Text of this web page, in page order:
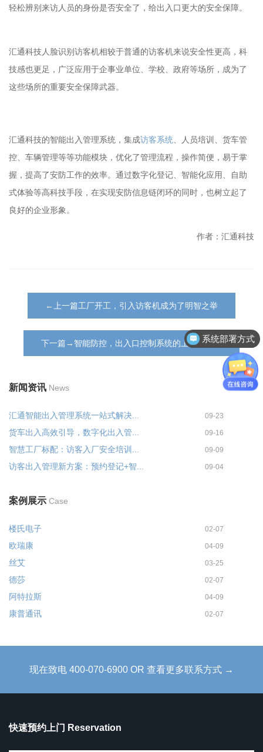
轻松辨别来访人员的身份是否安全了，给出入口更大的安全保障。
汇通科技人脸识别访客机相较于普通的访客机来说安全性更高，科
技感也更足，广泛应用于企事业单位、学校、政府等场所，成为了
这些场所的重要安全保障武器。
汇通科技的智能出入管理系统，集成访客系统 、人员培训、货车管
控、车辆管理等等功能模块，优化了管理流程，操作简便，易于掌
握，提高了安防工作的效率。通过数字化登记、智能化应用、自助
式体验等高科技手段，在实现安防信息链闭环的同时，也树立起了
良好的企业形象。
作者：汇通科技
←上一篇工厂开工，引入访客机成为了明智之举
下一篇→智能防控，出入口控制系统的上线是关键
新闻资讯 News
汇通智能出入管理系统一站式解决... 09-23
货车出入高效引导，数字化出入管... 09-16
智慧工厂标配：访客入厂安全培训... 09-09
访客出入管理新方案：预约登记+智... 09-04
案例展示 Case
楼氏电子 02-07
欧瑞康 04-09
丝艾 03-25
德莎 02-07
阿特拉斯 04-09
康普通讯 02-07
现在致电 400-070-6900 OR 查看更多联系方式 →
快速预约上门 Reservation
系统部署方式